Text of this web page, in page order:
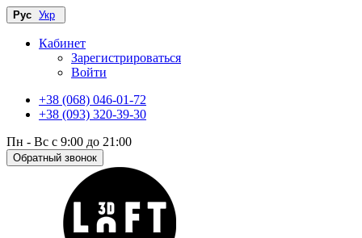
Рус Укр
Кабинет
Зарегистрироваться
Войти
+38 (068) 046-01-72
+38 (093) 320-39-30
Пн - Вс с 9:00 до 21:00
Обратный звонок